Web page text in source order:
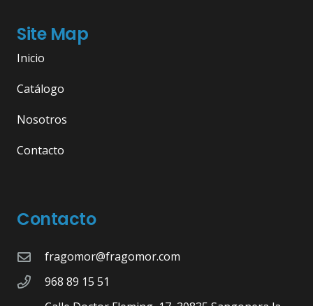
Site Map
Inicio
Catálogo
Nosotros
Contacto
Contacto
fragomor@fragomor.com
968 89 15 51